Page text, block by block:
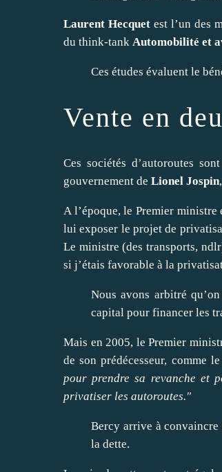
Laurent Hecquetest l’un des
du think-tank Automobilité et
Ces études évaluent le
Vente en
Ces sociétés d’autoroutes
gouvernement de Lionel Jospin
A l’époque, le Premier ministre
lui exposer le projet de
Le ministre (des transports,
si j’étais favorable à la
Nous avons arbitré
capital pour financer les
Mais en 2005, le Premier
de son prédécesseur, comme
pour prendre sa revanche et
privatiser les autoroutes."
Bercy arrive à
la dette.